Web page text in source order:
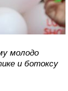
молодо
и ботоксу